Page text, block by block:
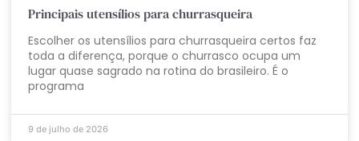
Principais utensílios para churrasqueira
Escolher os utensílios para churrasqueira certos faz
toda a diferença, porque o churrasco ocupa um
lugar quase sagrado na rotina do brasileiro. É o
programa
9 de julho de 2026